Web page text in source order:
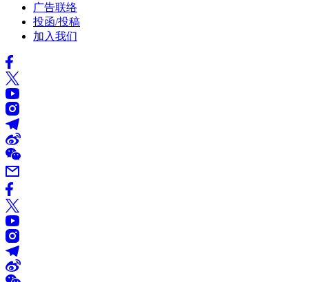
广告联络
投函/投稿
加入我们